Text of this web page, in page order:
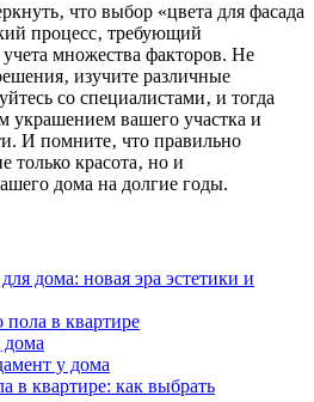
что выбор «цвета для фасада
процесс‚ требующий
множества факторов. Не
изучите различные
со специалистами‚ и тогда
украшением вашего участка и
И помните‚ что правильно
только красота‚ но и
дома на долгие годы.
дома: новая эра эстетики и
пола в квартире
дома
у дома
в квартире: как выбрать